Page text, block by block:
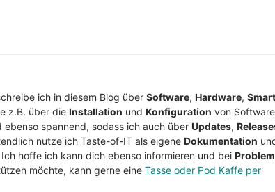
ich in diesem Blog über Software, Hardware, Smart
z.B. über die Installation und Konfiguration von
ebenso spannend, sodass ich auch über Updates,
nutze ich Taste-of-IT als eigene Dokumentation
hoffe ich kann dich ebenso informieren und bei
möchte, kann gerne eine Tasse oder Pod Kaffe per